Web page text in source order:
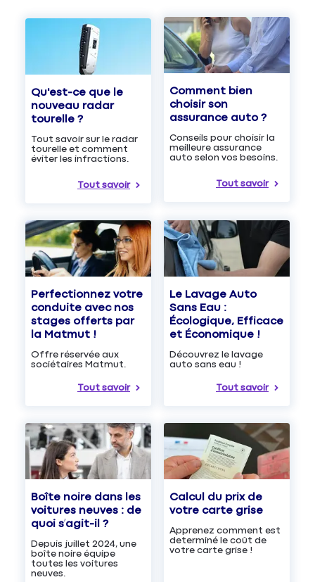
Qu'est-ce que le
nouveau radar
tourelle ?
Tout savoir sur le radar
tourelle et comment
éviter les infractions.
Tout savoir
Comment bien
choisir son
assurance auto ?
Conseils pour choisir la
meilleure assurance
auto selon vos besoins.
Tout savoir
Perfectionnez votre
conduite avec nos
stages offerts par
la Matmut !
Offre réservée aux
sociétaires Matmut.
Tout savoir
Le Lavage Auto
Sans Eau :
Écologique, Efficace
et Économique !
Découvrez le lavage
auto sans eau !
Tout savoir
Boîte noire dans les
voitures neuves : de
quoi s’agit-il ?
Depuis juillet 2024, une
boîte noire équipe
toutes les voitures
neuves.
Calcul du prix de
votre carte grise
Apprenez comment est
determiné le coût de
votre carte grise !